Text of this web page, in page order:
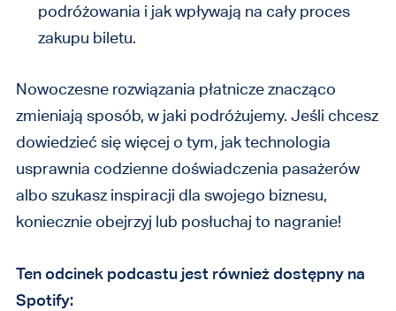
podróżowania i jak wpływają na cały proces
zakupu biletu.
Nowoczesne rozwiązania płatnicze znacząco
zmieniają sposób, w jaki podróżujemy. Jeśli chcesz
dowiedzieć się więcej o tym, jak technologia
usprawnia codzienne doświadczenia pasażerów
albo szukasz inspiracji dla swojego biznesu,
koniecznie obejrzyj lub posłuchaj to nagranie!
Ten odcinek podcastu jest również dostępny na
Spotify: